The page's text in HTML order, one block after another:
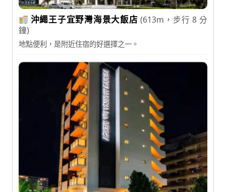
沖繩王子宜野灣海景大飯店 (613m，步行 8 分
鐘)
地點便利，是附近住宿的好選擇之一。